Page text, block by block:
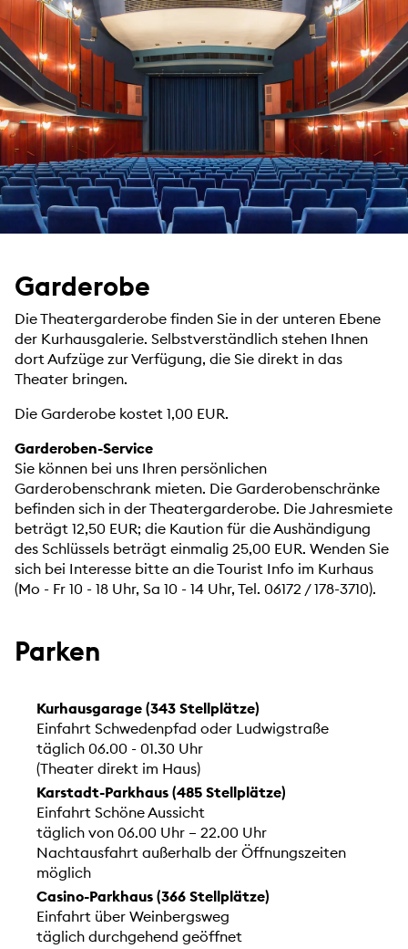
Garderobe
Die Theatergarderobe finden Sie in der unteren Ebene
der Kurhausgalerie. Selbstverständlich stehen Ihnen
dort Aufzüge zur Verfügung, die Sie direkt in das
Theater bringen.
Die Garderobe kostet 1,00 EUR.
Garderoben-Service
Sie können bei uns Ihren persönlichen
Garderobenschrank mieten. Die Garderobenschränke
befinden sich in der Theatergarderobe. Die Jahresmiete
beträgt 12,50 EUR; die Kaution für die Aushändigung
des Schlüssels beträgt einmalig 25,00 EUR. Wenden Sie
sich bei Interesse bitte an die Tourist Info im Kurhaus
(Mo - Fr 10 - 18 Uhr, Sa 10 - 14 Uhr, Tel. 06172 / 178-3710).
Parken
Kurhausgarage (343 Stellplätze)
Einfahrt Schwedenpfad oder Ludwigstraße
täglich 06.00 - 01.30 Uhr
(Theater direkt im Haus)
Karstadt-Parkhaus (485 Stellplätze)
Einfahrt Schöne Aussicht
täglich von 06.00 Uhr – 22.00 Uhr
Nachtausfahrt außerhalb der Öffnungszeiten
möglich
Casino-Parkhaus (366 Stellplätze)
Einfahrt über Weinbergsweg
täglich durchgehend geöffnet